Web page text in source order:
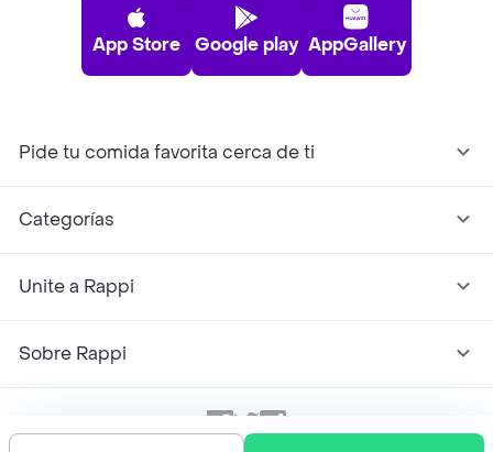
App Store Google play AppGallery
Pide tu comida favorita cerca de ti
Categorías
Unite a Rappi
Sobre Rappi
Facebook
TwitterInstagram